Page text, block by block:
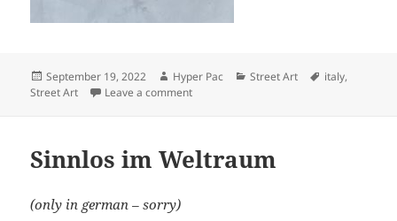
Posted
on
September 19, 2022 Author
Hyper Pac Categories
Street Art Tags
italy,
Street Art
Leave a commenton Street Art in Italy
Sinnlos im Weltraum
(only in german – sorry)